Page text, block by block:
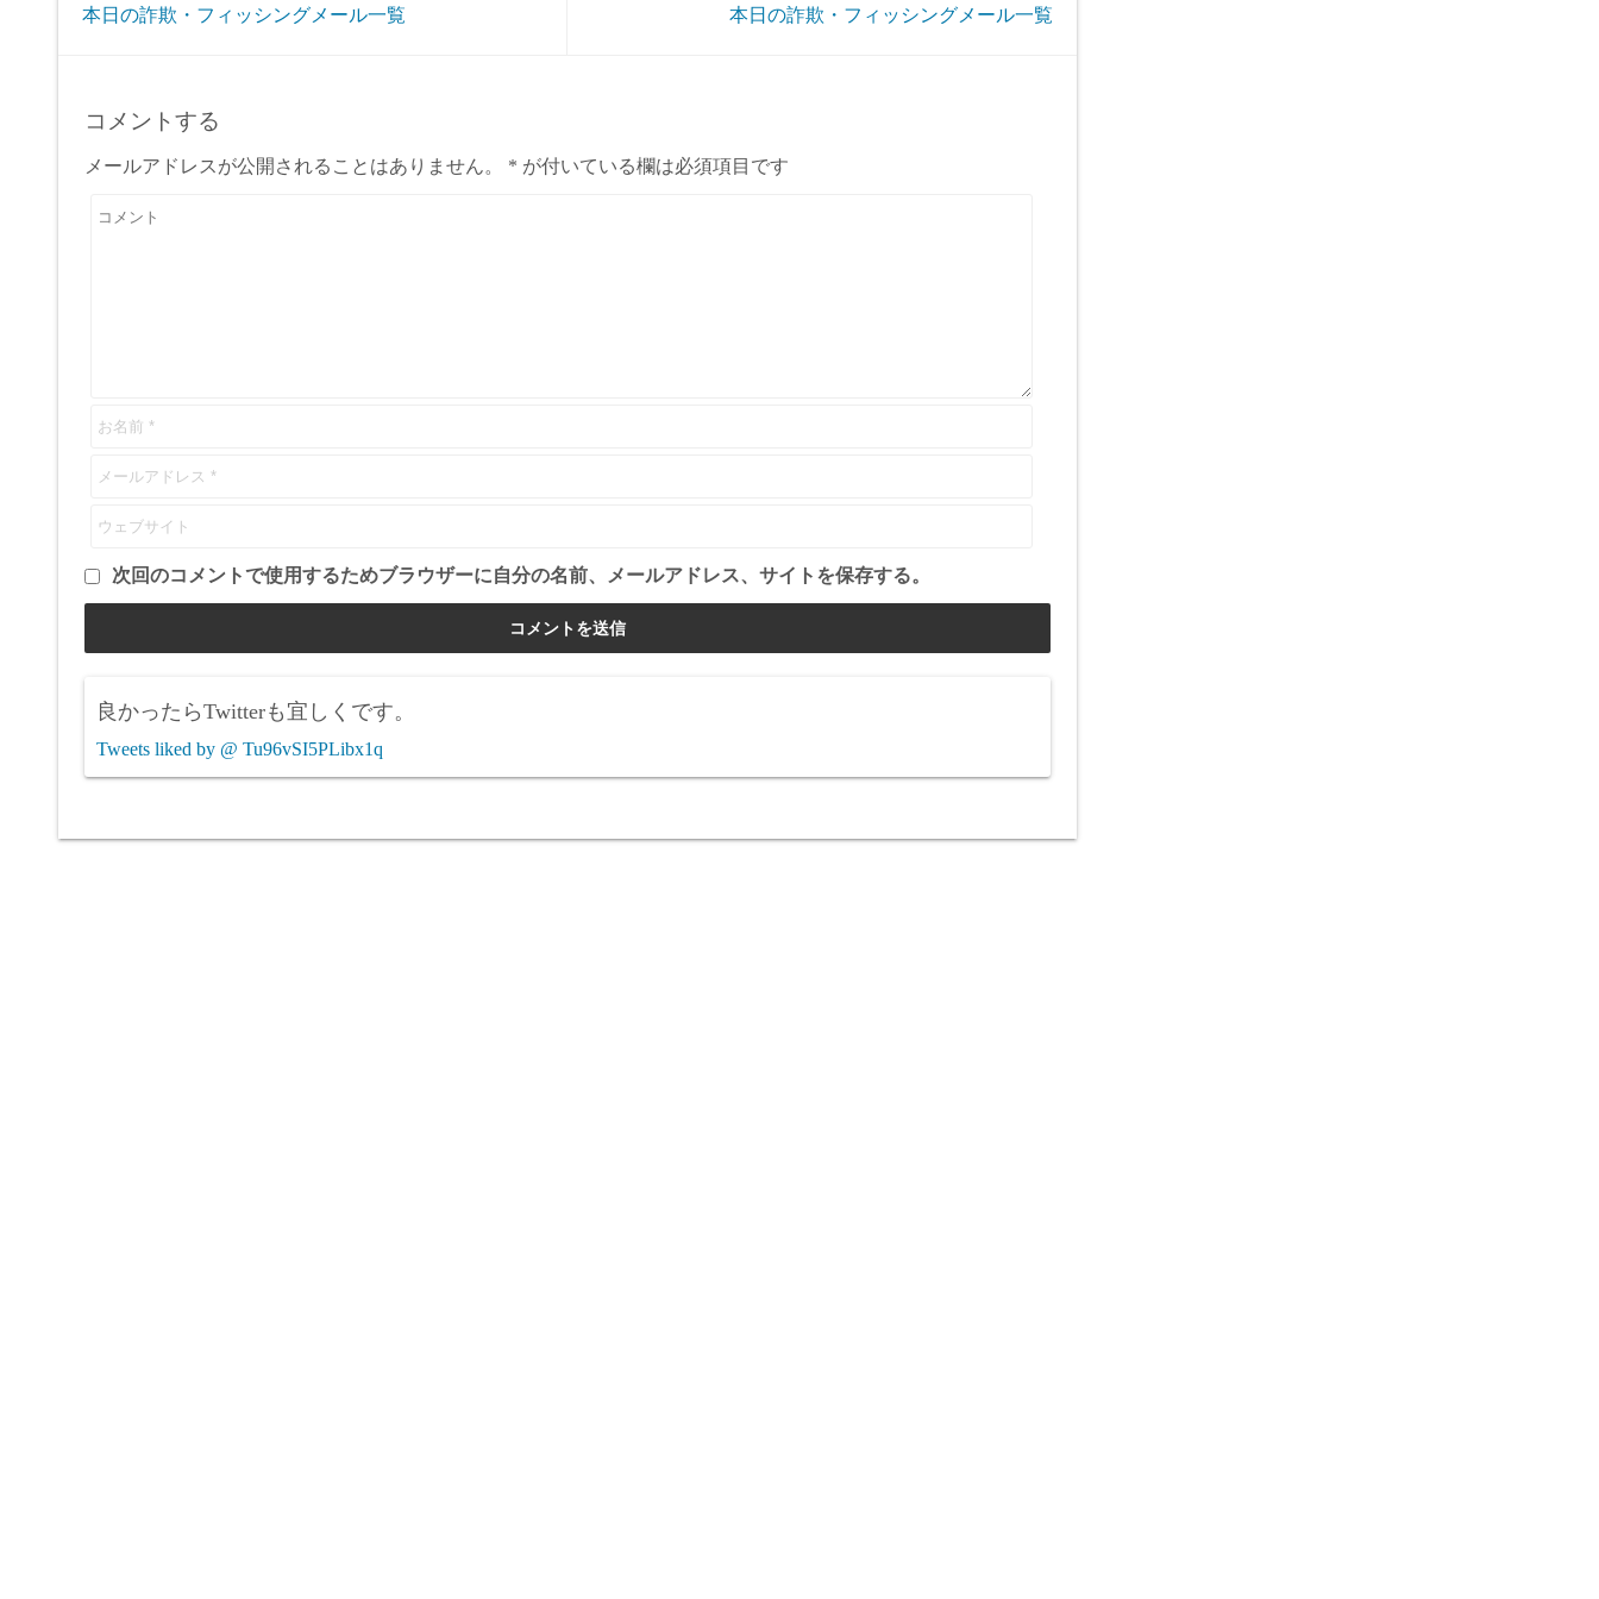
本日の詐欺・フィッシングメール一覧 本日の詐欺・フィッシングメール一覧
コメントする
メールアドレスが公開されることはありません。 * が付いている欄は必須項目です
次回のコメントで使用するためブラウザーに自分の名前、メールアドレス、サイトを保存する。
良かったらTwitterも宜しくです。
Tweets liked by @ Tu96vSI5PLibx1q